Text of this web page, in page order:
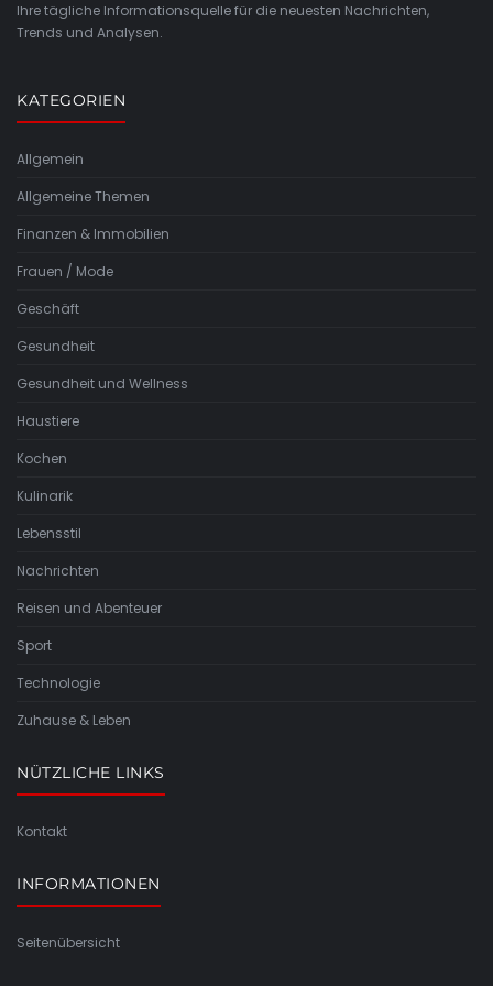
Ihre tägliche Informationsquelle für die neuesten Nachrichten,
Trends und Analysen.
KATEGORIEN
Allgemein
Allgemeine Themen
Finanzen & Immobilien
Frauen / Mode
Geschäft
Gesundheit
Gesundheit und Wellness
Haustiere
Kochen
Kulinarik
Lebensstil
Nachrichten
Reisen und Abenteuer
Sport
Technologie
Zuhause & Leben
NÜTZLICHE LINKS
Kontakt
INFORMATIONEN
Seitenübersicht